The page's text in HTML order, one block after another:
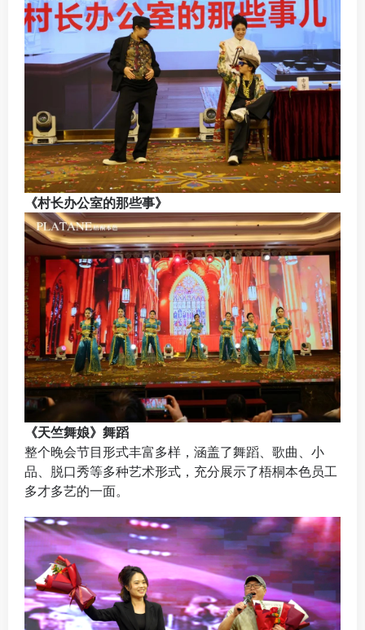
《村长办公室的那些事》
《天竺舞娘》舞蹈
整个晚会节目形式丰富多样，涵盖了舞蹈、歌曲、小
品、脱口秀等多种艺术形式，充分展示了梧桐本色员工
多才多艺的一面。